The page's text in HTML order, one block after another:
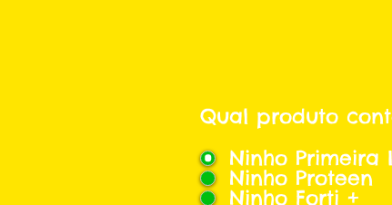
Qual produto
Ninho Primeira
Ninho Proteen
Ninho Forti +